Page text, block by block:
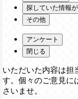
探していた情報
その他
アンケート
閉じる
いただいた内容は担
す。個々のご意見に
さいませ。